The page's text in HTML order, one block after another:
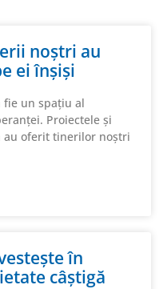
noștri au
ei înșiși
fie un spațiu al
Proiectele și
au oferit tinerilor noștri
în
câștigă